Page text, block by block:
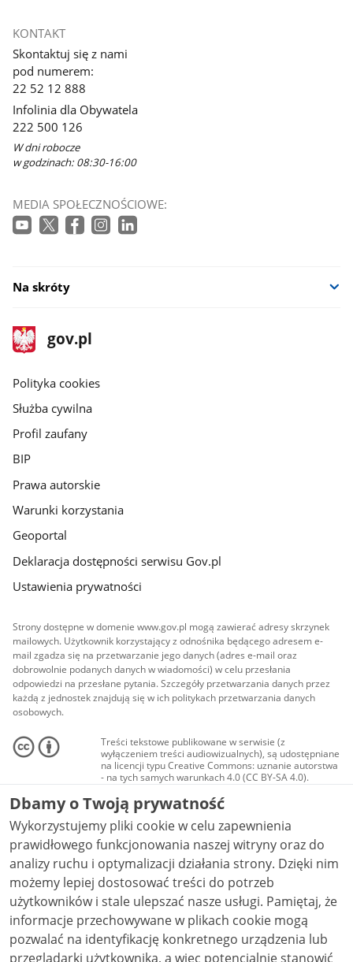
KONTAKT
Skontaktuj się z nami
pod numerem:
22 52 12 888
Infolinia dla Obywatela
222 500 126
W dni robocze
w godzinach: 08:30-16:00
MEDIA SPOŁECZNOŚCIOWE:
Na skróty
stopka
gov.pl
Strona
gov.pl
gov.pl
Polityka cookies
Służba cywilna
Profil zaufany
BIP
Prawa autorskie
Warunki korzystania
Geoportal
Deklaracja dostępności serwisu Gov.pl
Ustawienia prywatności
Strony dostępne w domenie www.gov.pl mogą zawierać adresy skrzynek
mailowych. Użytkownik korzystający z odnośnika będącego adresem e-
mail zgadza się na przetwarzanie jego danych (adres e-mail oraz
dobrowolnie podanych danych w wiadomości) w celu przesłania
odpowiedzi na przesłane pytania. Szczegóły przetwarzania danych przez
każdą z jednostek znajdują się w ich politykach przetwarzania danych
osobowych.
Treści tekstowe publikowane w serwisie (z
wyłączeniem treści audiowizualnych), są udostępniane
na licencji typu Creative Commons: uznanie autorstwa
- na tych samych warunkach 4.0 (CC BY-SA 4.0).
Materiały audiowizualne, w tym zdjęcia, materiały
audio i wideo, są udostępniane na licencji typu
Creative Commons: uznanie autorstwa użycie
niekomercyjne - bez utworów zależnych 4.0 (CC BY-
NC-ND 4.0), o ile nie jest to stwierdzone inaczej.
Dbamy o Twoją prywatność
Wykorzystujemy pliki cookie w celu zapewnienia
prawidłowego funkcjonowania naszej witryny oraz do
analizy ruchu i optymalizacji działania strony. Dzięki nim
możemy lepiej dostosować treści do potrzeb
użytkowników i stale ulepszać nasze usługi. Pamiętaj, że
informacje przechowywane w plikach cookie mogą
pozwalać na identyfikację konkretnego urządzenia lub
przeglądarki użytkownika, a więc potencjalnie stanowić